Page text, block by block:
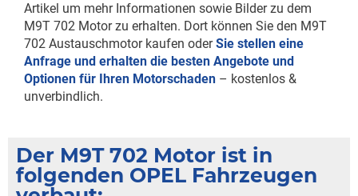
Artikel um mehr Informationen sowie Bilder zu dem
M9T 702 Motor zu erhalten. Dort können Sie den M9T
702 Austauschmotor kaufen oderSie stellen eine
Anfrage und erhalten die besten Angebote und
Optionen für Ihren Motorschaden – kostenlos &
unverbindlich.
Der M9T 702 Motor ist in
folgenden OPEL Fahrzeugen